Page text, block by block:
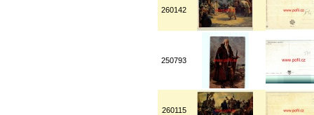
260142
250793
260115